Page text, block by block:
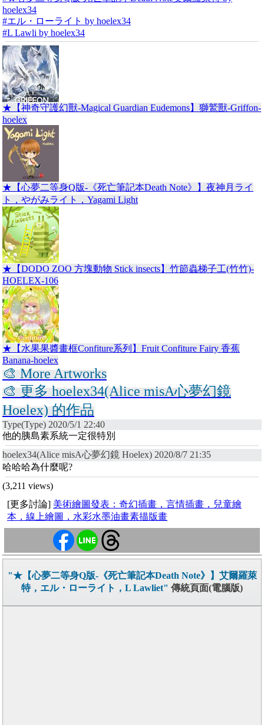
hoelex34
#エル・ローライト by hoelex34
#L Lawli by hoelex34
★【神奇守護幻獸-Magical Guardian Eudemons】獅鷲獸-Griffon-
hoelex
★【心夢二等身Q版-《死亡筆記本Death Note》】夜神月ライ
ト，やがみライト，Yagami Light
★【DODO ZOO 方塊動物 Stick insects】竹節蟲梯子工(竹竹)-
HOELEX-106
★【水果果醬畫框Confiture系列】Fruit Confiture Fairy 香蕉
Banana-hoelex
🎨 More Artworks
🎨 更多 hoelex34(Alice misA心夢幻鏡
Hoelex) 的作品
Type(Type) 2020/5/1 22:40
他的胰島素系統一定很特別
hoelex34(Alice misA心夢幻鏡 Hoelex) 2020/8/7 21:35
哈哈哈為什麼呢?
(3,211 views)
[更多討論] 美術繪圖發表：奇幻插畫，言情插畫，兒童繪
本，線上繪圖，水彩水墨油畫素描版畫
"★【心夢二等身Q版-《死亡筆記本Death Note》】艾爾羅萊
特，エル・ローライト，L Lawliet" 傳統頁面(電腦版)